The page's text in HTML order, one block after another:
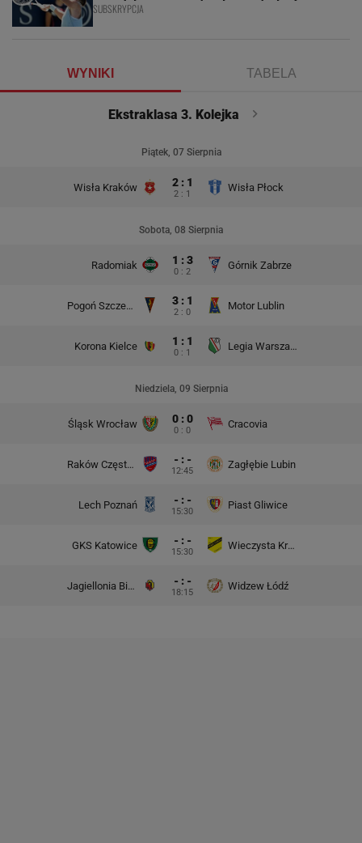
SUBSKRYPCJA
WYNIKI TABELA
Ekstraklasa 3. Kolejka
Piątek, 07 Sierpnia
Wisła Kraków 2 : 1
2 : 1
Wisła Płock
Sobota, 08 Sierpnia
Radomiak 1 : 3
0 : 2
Górnik Zabrze
Pogoń Szczecin 3 : 1
2 : 0
Motor Lublin
Korona Kielce 1 : 1
0 : 1
Legia Warszawa
Niedziela, 09 Sierpnia
Śląsk Wrocław 0 : 0
0 : 0
Cracovia
Raków Częstochowa - : -
12:45
Zagłębie Lubin
Lech Poznań - : -
15:30
Piast Gliwice
GKS Katowice - : -
15:30
Wieczysta Kraków
Jagiellonia Białystok - : -
18:15
Widzew Łódź